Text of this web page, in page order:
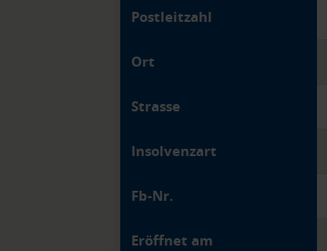
Postleitzahl
Ort
Strasse
Insolvenzart
Fb-Nr.
Eröffnet am